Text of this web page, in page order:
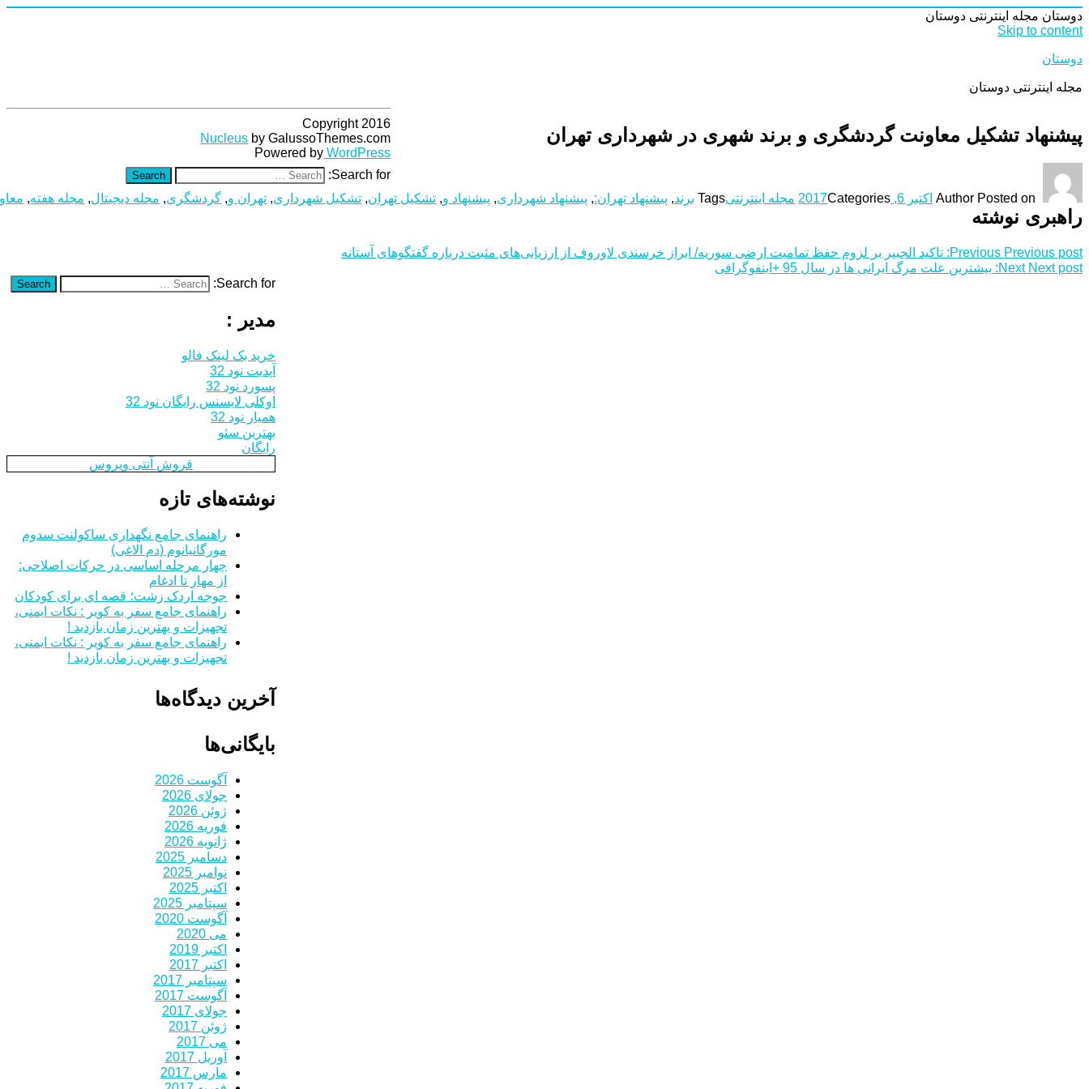
دوستان مجله اینترنتی دوستان
Skip to content
دوستان
مجله اینترنتی دوستان
پیشنهاد تشکیل معاونت گردشگری و برند شهری در شهرداری تهران
Author Posted on اکتبر 6, 2017 Categories مجله اینترنتیTags برند, پیشنهاد تهران:, پیشنهاد شهرداری, پیشنهاد و, تشکیل تهران, تشکیل شهرداری, تهران و, گردشگری, مجله دیجیتال, مجله هفته,
راهبری نوشته
Previous Previous post:
تاکید الجبیر بر لزوم حفظ تمامیت ارضی سوریه/ ابراز خرسندی لاوروف از ارزیابی‌های مثبت درباره گفتگوهای آستانه
Next Next post:
بیشترین علت مرگ ایرانی ها در سال 95 +اینفوگرافی
Search for:
Search
مدیر :
خرید بک لینک فالو
آپدیت نود 32
پسورد نود 32
اوکلی لایسنس رایگان نود 32
همیار نود 32
بهترین سئو
رایگان
فروش آنتی ویروس
نوشته‌های تازه
راهنمای جامع نگهداری ساکولنت سدوم
مورگانیانوم (دم الاغی)
چهار مرحله اساسی در حرکات اصلاحی:
از مهار تا ادغام
جوجه اردک زشت؛ قصه ای برای کودکان
راهنمای جامع سفر به کویر : نکات ایمنی،
تجهیزات و بهترین زمان بازدید !
راهنمای جامع سفر به کویر : نکات ایمنی،
تجهیزات و بهترین زمان بازدید !
آخرین دیدگاه‌ها
بایگانی‌ها
آگوست 2026
جولای 2026
ژوئن 2026
فوریه 2026
ژانویه 2026
دسامبر 2025
نوامبر 2025
اکتبر 2025
سپتامبر 2025
آگوست 2020
می 2020
اکتبر 2019
اکتبر 2017
سپتامبر 2017
آگوست 2017
جولای 2017
ژوئن 2017
می 2017
آوریل 2017
مارس 2017
Copyright 2016
Nucleus by GalussoThemes.com
Powered by WordPress
Search for:
Search